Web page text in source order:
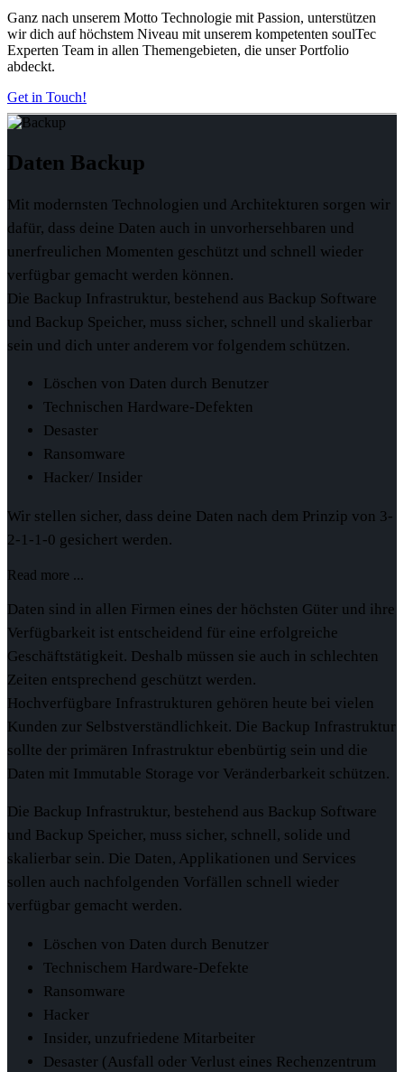
Ganz nach unserem Motto Technologie mit Passion, unterstützen
wir dich auf höchstem Niveau mit unserem kompetenten soulTec
Experten Team in allen Themengebieten, die unser Portfolio
abdeckt.
Get in Touch!
Daten Backup
Mit modernsten Technologien und Architekturen sorgen wir
dafür, dass deine Daten auch in unvorhersehbaren und
unerfreulichen Momenten geschützt und schnell wieder
verfügbar gemacht werden können.
Die Backup Infrastruktur, bestehend aus Backup Software
und Backup Speicher, muss sicher, schnell und skalierbar
sein und dich unter anderem vor folgendem schützen.
Löschen von Daten durch Benutzer
Technischen Hardware-Defekten
Desaster
Ransomware
Hacker/ Insider
Wir stellen sicher, dass deine Daten nach dem Prinzip von 3-
2-1-1-0 gesichert werden.
Read more ...
Daten sind in allen Firmen eines der höchsten Güter und ihre
Verfügbarkeit ist entscheidend für eine erfolgreiche
Geschäftstätigkeit. Deshalb müssen sie auch in schlechten
Zeiten entsprechend geschützt werden.
Hochverfügbare Infrastrukturen gehören heute bei vielen
Kunden zur Selbstverständlichkeit. Die Backup Infrastruktur
sollte der primären Infrastruktur ebenbürtig sein und die
Daten mit Immutable Storage vor Veränderbarkeit schützen.
Die Backup Infrastruktur, bestehend aus Backup Software
und Backup Speicher, muss sicher, schnell, solide und
skalierbar sein. Die Daten, Applikationen und Services
sollen auch nachfolgenden Vorfällen schnell wieder
verfügbar gemacht werden.
Löschen von Daten durch Benutzer
Technischem Hardware-Defekte
Ransomware
Hacker
Insider, unzufriedene Mitarbeiter
Desaster (Ausfall oder Verlust eines Rechenzentrum